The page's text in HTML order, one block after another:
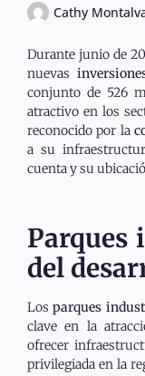
Cathy
Durante junio de
nuevas
conjunto de 526
atractivo en los
reconocido por la
a su
cuenta y su
Parques
del
Losparques
clave en la
ofrecer
privilegiada en la